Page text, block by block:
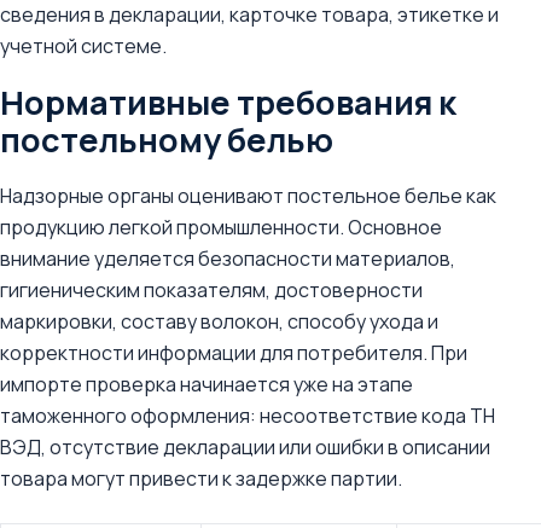
сведения в декларации, карточке товара, этикетке и
учетной системе.
Нормативные требования к
постельному белью
Надзорные органы оценивают постельное белье как
продукцию легкой промышленности. Основное
внимание уделяется безопасности материалов,
гигиеническим показателям, достоверности
маркировки, составу волокон, способу ухода и
корректности информации для потребителя. При
импорте проверка начинается уже на этапе
таможенного оформления: несоответствие кода ТН
ВЭД, отсутствие декларации или ошибки в описании
товара могут привести к задержке партии.